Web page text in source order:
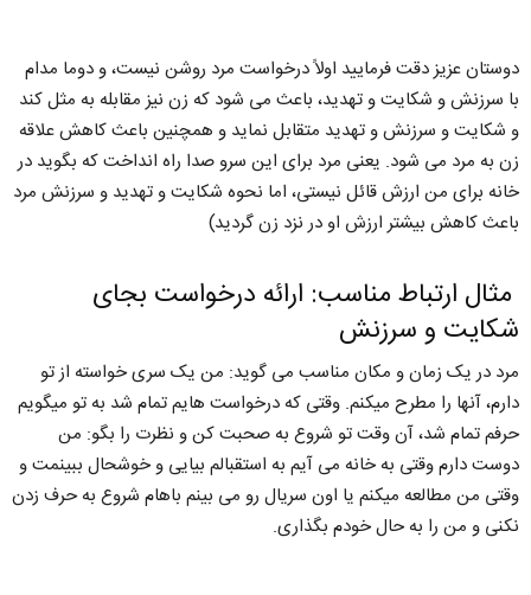
دوستان عزیز دقت فرمایید اولاً درخواست مرد روشن نیست، و دوما مدام
با سرزنش و شکایت و تهدید، باعث می شود که زن نیز مقابله به مثل کند
و شکایت و سرزنش و تهدید متقابل نماید و همچنین باعث کاهش علاقه
زن به مرد می شود. یعنی مرد برای این سرو صدا راه انداخت که بگوید در
خانه برای من ارزش قائل نیستی، اما نحوه شکایت و تهدید و سرزنش مرد
باعث کاهش بیشتر ارزش او در نزد زن گردید)
مثال ارتباط مناسب: ارائه درخواست بجای
شکایت و سرزنش
مرد در یک زمان و مکان مناسب می گوید: من یک سری خواسته از تو
دارم، آنها را مطرح میکنم. وقتی که درخواست هایم تمام شد به تو میگویم
حرفم تمام شد، آن وقت تو شروع به صحبت کن و نظرت را بگو: من
دوست دارم وقتی به خانه می آیم به استقبالم بیایی و خوشحال ببینمت و
وقتی من مطالعه میکنم یا اون سریال رو می بینم باهام شروع به حرف زدن
نکنی و من را به حال خودم بگذاری.